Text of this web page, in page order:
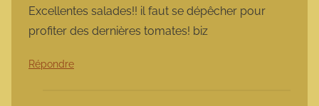
Excellentes salades!! il faut se dépêcher pour
profiter des dernières tomates! biz
Répondre